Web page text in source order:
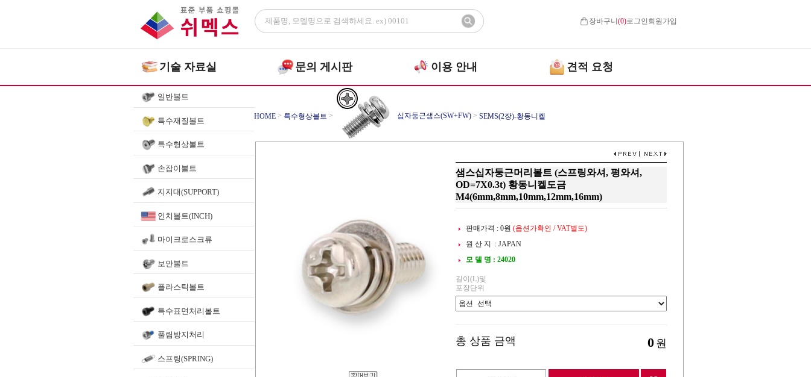
장바구니(0)로그인 회원가입
기술 자료실 문의 게시판 이용 안내 견적 요청
일반볼트
특수재질볼트
특수형상볼트
손잡이볼트
지지대(SUPPORT)
인치볼트(INCH)
마이크로스크류
보안볼트
플라스틱볼트
특수표면처리볼트
풀림방지처리
스프링(SPRING)
HOME > 특수형상볼트 > 십자둥근샘스(SW+FW) > SEMS(2장)-황동니켈
샘스십자둥근머리볼트 (스프링와셔, 평와셔,
OD=7X0.3t) 황동니켈도금
M4(6mm,8mm,10mm,12mm,16mm)
판매가격 : 0원 (옵션가확인 / VAT별도)
원 산 지 : JAPAN
모 델 명 : 24020
길이(L)및
포장단위
총 상품 금액 0 원